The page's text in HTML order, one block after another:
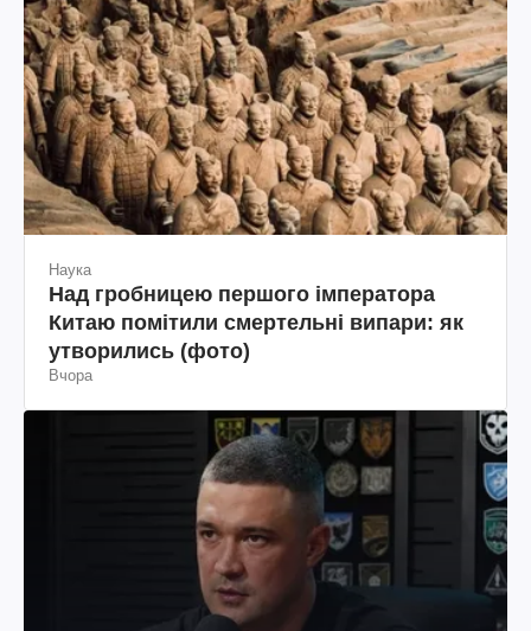
Наука
Над гробницею першого імператора
Китаю помітили смертельні випари: як
утворились (фото)
Вчора